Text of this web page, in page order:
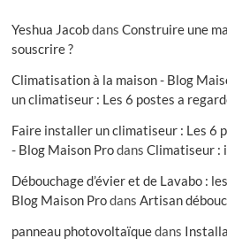
Yeshua JacobdansConstruire une
souscrire ?
Climatisation à la maison - Blog
un climatiseur : Les 6 postes a
Faire installer un climatiseur : Les 6
- Blog Maison ProdansClimatiseur :
Débouchage d’évier et de Lavabo :
Blog Maison ProdansArtisan
panneau photovoltaïquedans